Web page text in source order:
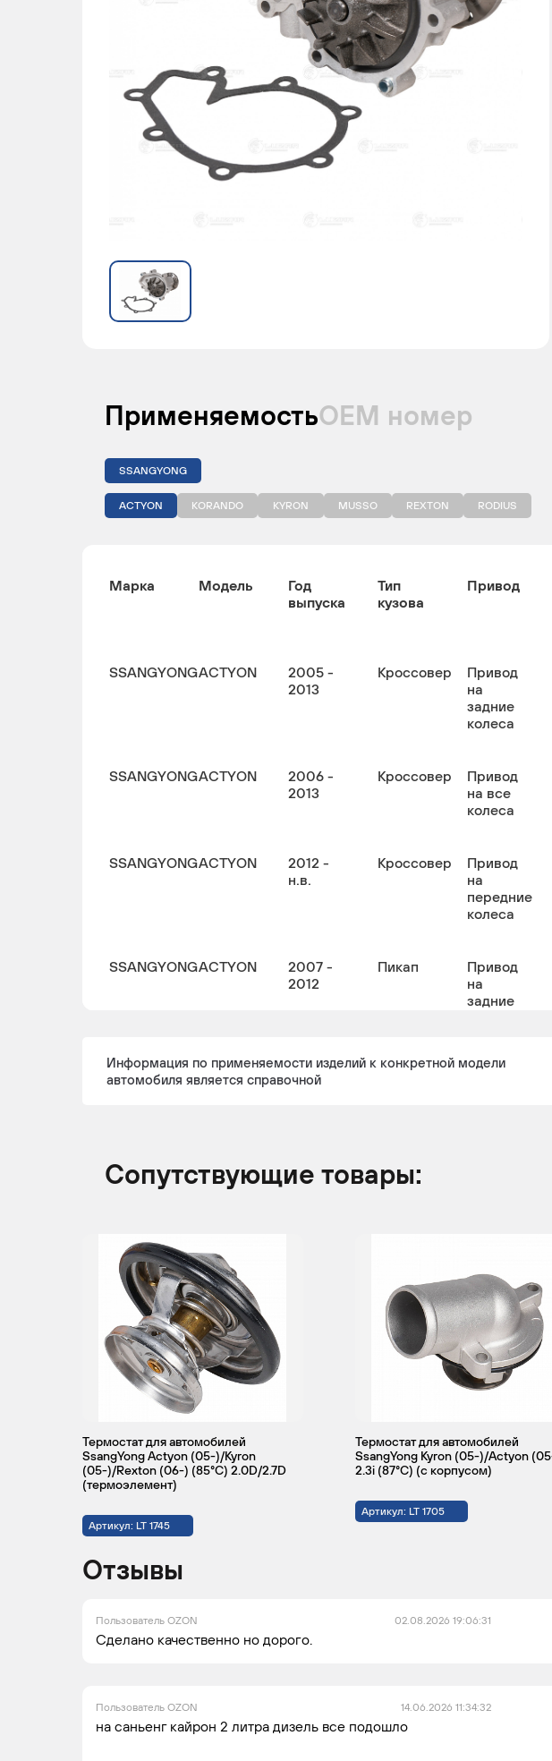
ПрименяемостьОЕМ номер
SSANGYONG
ACTYON KORANDO KYRON MUSSO REXTON RODIUS
Марка Модель
Год
выпуска
Тип
кузова
Привод
SSANGYONGACTYON
2005 -
2013
Кроссовер
Привод
на
задние
колеса
SSANGYONGACTYON
2006 -
2013
Кроссовер
Привод
на все
колеса
SSANGYONGACTYON
2012 -
н.в.
Кроссовер
Привод
на
передние
колеса
SSANGYONGACTYON
2007 -
2012
Пикап
Привод
на
задние
SSANGYONG ACTYON
2007 -
2012
Пикап
Привод
Информация по применяемости изделий к конкретной модели
автомобиля является справочной
Сопутствующие товары:
Термостат для автомобилей
SsangYong Actyon (05-)/Kyron
(05-)/Rexton (06-) (85°С) 2.0D/2.7D
(термоэлемент)
Артикул: LT 1745
Термостат для автомобилей
SsangYong Kyron (05-)/Actyon
2.3i (87°С) (c корпусом)
Артикул: LT 1705
Отзывы
Пользователь OZON 02.08.2026 19:06:31
Сделано качественно но дорого.
Пользователь OZON 14.06.2026 11:34:32
на саньенг кайрон 2 литра дизель все подошло